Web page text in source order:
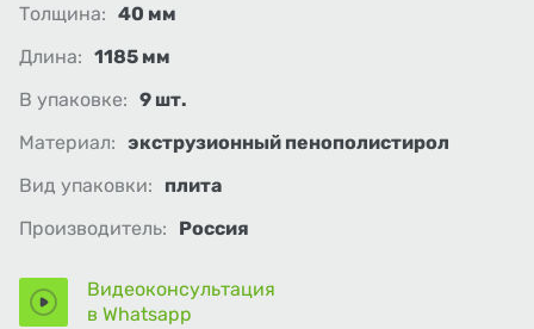
Толщина: 40 мм
Длина: 1185 мм
В упаковке: 9 шт.
Материал: экструзионный пенополистирол
Вид упаковки:
плита
Производитель:
Россия
Видеоконсультация
в Whatsapp